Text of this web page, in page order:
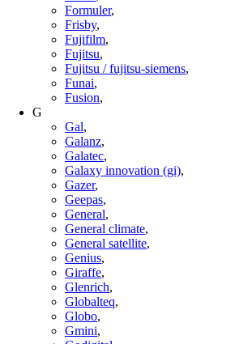
Formuler,
Frisby,
Fujifilm,
Fujitsu,
Fujitsu / fujitsu-siemens,
Funai,
Fusion,
G
Gal,
Galanz,
Galatec,
Galaxy innovation (gi),
Gazer,
Geepas,
General,
General climate,
General satellite,
Genius,
Giraffe,
Glenrich,
Globalteq,
Globo,
Gmini,